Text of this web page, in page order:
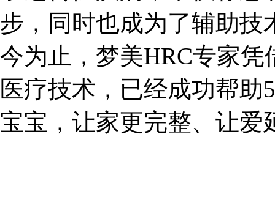
步，同时也成为了辅助技
今为止，梦美HRC专家
医疗技术，已经成功帮助
宝宝，让家更完整、让爱